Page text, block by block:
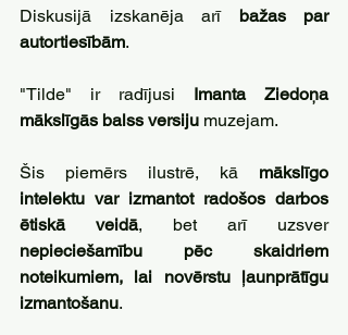
Diskusijā izskanēja arī bažas par
autortiesībām.
"Tilde" ir radījusi Imanta Ziedoņa
mākslīgās balss versiju muzejam.
Šis piemērs ilustrē, kā mākslīgo
intelektu var izmantot radošos darbos
ētiskā veidā
, bet arī uzsver
nepieciešamību pēc skaidriem
noteikumiem, lai novērstu ļaunprātīgu
izmantošanu.